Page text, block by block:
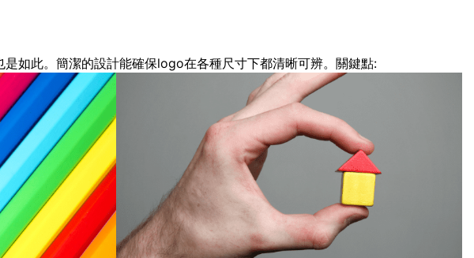
如此。簡潔的設計能確保logo在各種尺寸下都清晰可辨。關鍵點: